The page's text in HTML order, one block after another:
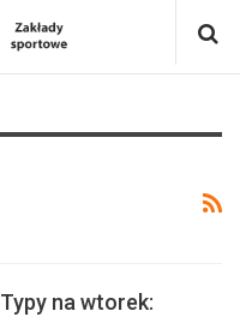
Typy na wtorek: